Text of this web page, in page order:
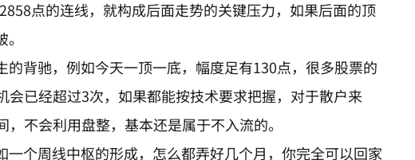
点的连线，就构成后面走势的关键压力，如果后面的顶
背驰，例如今天一顶一底，幅度足有130点，很多股票的
已经超过3次，如果都能按技术要求把握，对于散户来
不会利用盘整，基本还是属于不入流的。
个周线中枢的形成，怎么都弄好几个月，你完全可以回家